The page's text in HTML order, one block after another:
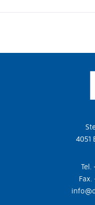
4051
Tel.
Fax.